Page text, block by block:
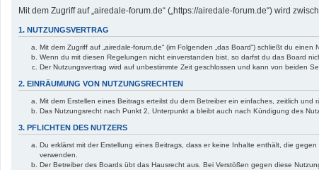
Mit dem Zugriff auf „airedale-forum.de“ („https://airedale-forum.de“) wird
1. NUTZUNGSVERTRAG
Mit dem Zugriff auf „airedale-forum.de“ (im Folgenden „das Board“) schließt du
Wenn du mit diesen Regelungen nicht einverstanden bist, so darfst du das Board
Der Nutzungsvertrag wird auf unbestimmte Zeit geschlossen und kann von beiden
2. EINRÄUMUNG VON NUTZUNGSRECHTEN
Mit dem Erstellen eines Beitrags erteilst du dem Betreiber ein einfaches, zeitlich
Das Nutzungsrecht nach Punkt 2, Unterpunkt a bleibt auch nach Kündigung des
3. PFLICHTEN DES NUTZERS
Du erklärst mit der Erstellung eines Beitrags, dass er keine Inhalte enthält, die
verwenden.
Der Betreiber des Boards übt das Hausrecht aus. Bei Verstößen gegen diese